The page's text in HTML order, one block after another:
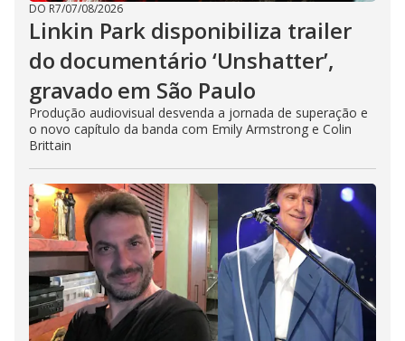
DO R7/07/08/2026
Linkin Park disponibiliza trailer
do documentário ‘Unshatter’,
gravado em São Paulo
Produção audiovisual desvenda a jornada de superação e
o novo capítulo da banda com Emily Armstrong e Colin
Brittain